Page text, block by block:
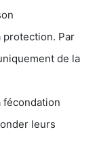
Par
de la
fécondation
leurs